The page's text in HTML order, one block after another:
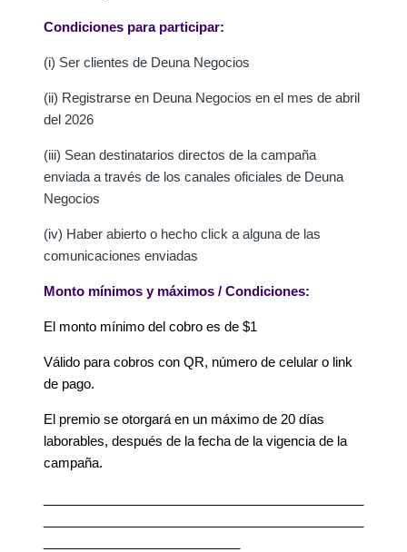
Condiciones para participar:
(i) Ser clientes de Deuna Negocios
(ii) Registrarse en Deuna Negocios en el mes de abril
del 2026
(iii) Sean destinatarios directos de la campaña
enviada a través de los canales oficiales de Deuna
Negocios
(iv) Haber abierto o hecho click a alguna de las
comunicaciones enviadas
Monto mínimos y máximos / Condiciones:
El monto mínimo del cobro es de $1
Válido para cobros con QR, número de celular o link
de pago.
El premio se otorgará en un máximo de 20 días
laborables, después de la fecha de la vigencia de la
campaña.